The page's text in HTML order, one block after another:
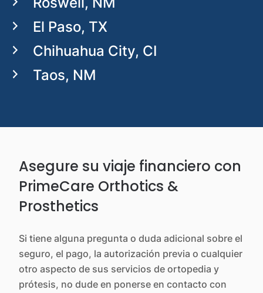
El Paso, TX
Chihuahua City, CI
Taos, NM
Asegure su viaje financiero con
PrimeCare Orthotics &
Prosthetics
Si tiene alguna pregunta o duda adicional sobre el
seguro, el pago, la autorización previa o cualquier
otro aspecto de sus servicios de ortopedia y
prótesis, no dude en ponerse en contacto con